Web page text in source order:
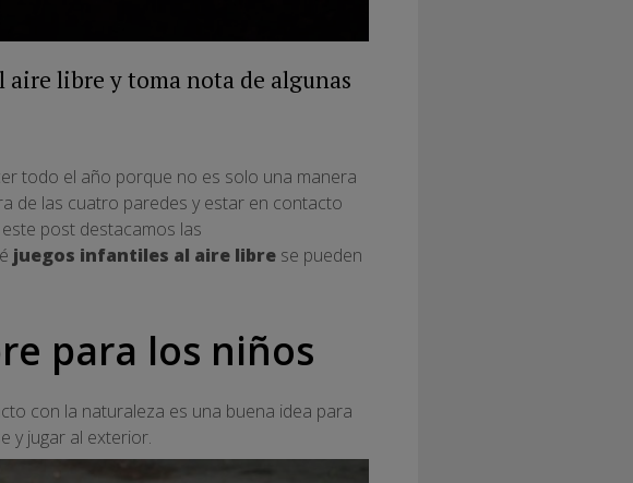
libre y toma nota de algunas
todo el año porque no es solo una manera
de las cuatro paredes y estar en contacto
post destacamos las
juegos infantiles al aire libre se pueden
para los niños
con la naturaleza es una buena idea para
y jugar al exterior.